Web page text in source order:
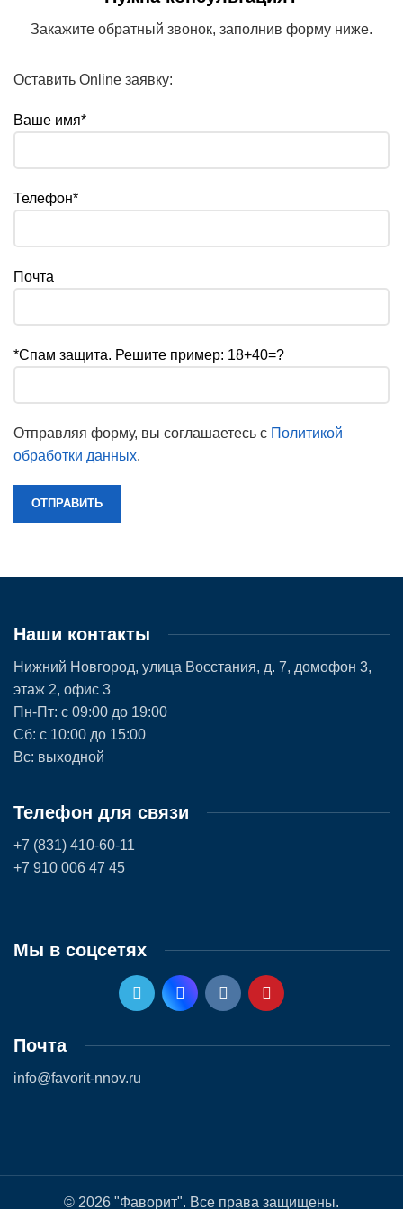
Закажите обратный звонок, заполнив форму ниже.
Оставить Online заявку:
Ваше имя*
Телефон*
Почта
*Спам защита. Решите пример: 18+40=?
Отправляя форму, вы соглашаетесь с Политикой
обработки данных.
Наши контакты
Нижний Новгород, улица Восстания, д. 7, домофон 3,
этаж 2, офис 3
Пн-Пт: с 09:00 до 19:00
Сб: с 10:00 до 15:00
Вс: выходной
Телефон для связи
+7 (831) 410-60-11
+7 910 006 47 45
Мы в соцсетях
Почта
info@favorit-nnov.ru
© 2026 "Фаворит". Все права защищены.